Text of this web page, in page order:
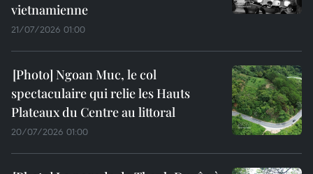
vietnamienne
21/07/2026 01:00
Ngoan Muc, le col
spectaculaire qui relie les Hauts
Plateaux du Centre au littoral
20/07/2026 01:00